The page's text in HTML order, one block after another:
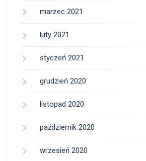
marzec 2021
luty 2021
styczeń 2021
grudzień 2020
listopad 2020
październik 2020
wrzesień 2020